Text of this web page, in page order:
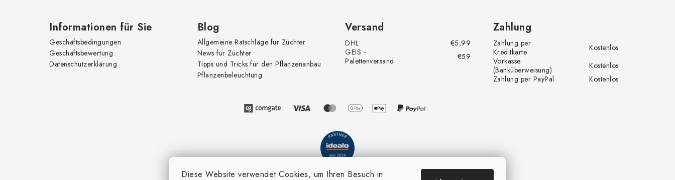
Diese Website verwendet Cookies, um Ihren Besuch in
Informationen für Sie
Geschäftsbedingungen
Geschäftsbewertung
Datenschutzerklärung
Blog
Allgemeine Ratschläge für Züchter
News für Züchter
Tipps und Tricks für den Pflanzenanbau
Pflanzenbeleuchtung
Versand
DHL
€5,99
GEIS -
Palettenversand
€59
Zahlung
Zahlung per
Kreditkarte
Kostenlos
Vorkasse
(Banküberweisung)
Kostenlos
Zahlung per PayPal
Kostenlos